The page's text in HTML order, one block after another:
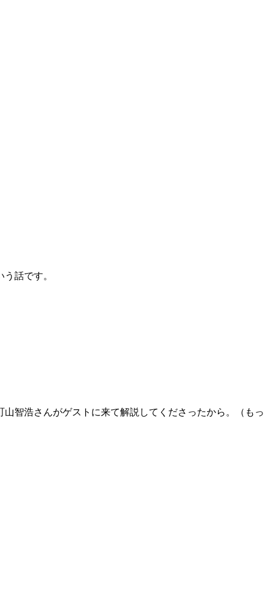
話です。
智浩さんがゲストに来て解説してくださったから。（もっ